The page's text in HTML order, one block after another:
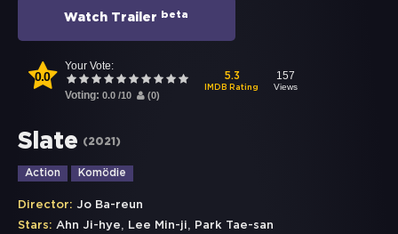
Watch Trailer beta
0.0
Your Vote:
Voting: 0.0 /10 (0)
5.3
IMDB Rating
157
Views
Slate (2021 )
Action Komödie
Director: Jo Ba-reun
Stars: Ahn Ji-hye, Lee Min-ji, Park Tae-san